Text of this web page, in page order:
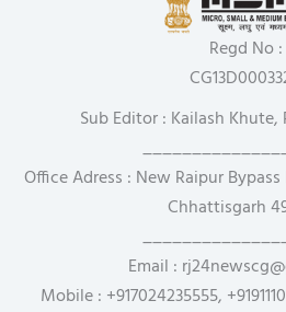
Regd No :
Sub Editor : Kailash Khute,
Office Adress : New Raipur
Chhattisgarh
Email :
Mobile : +917024235555,